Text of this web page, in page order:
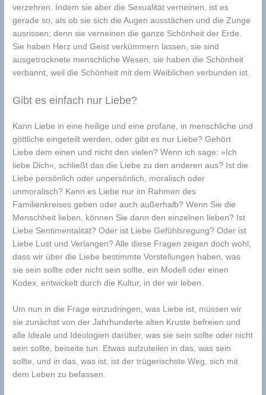
verzehren. Indem sie aber die Sexualität verneinen, ist es
gerade so, als ob sie sich die Augen ausstächen und die Zunge
ausrissen; denn sie verneinen die ganze Schönheit der Erde.
Sie haben Herz und Geist verkümmern lassen, sie sind
ausgetrocknete menschliche Wesen, sie haben die Schönheit
verbannt, weil die Schönheit mit dem Weiblichen verbunden ist.
Gibt es einfach nur Liebe?
Kann Liebe in eine heilige und eine profane, in menschliche und
göttliche eingeteilt werden, oder gibt es nur Liebe? Gehört
Liebe dem einen und nicht den vielen? Wenn ich sage: »Ich
liebe Dich«, schließt das die Liebe zu den anderen aus? Ist die
Liebe persönlich oder unpersönlich, moralisch oder
unmoralisch? Kann es Liebe nur im Rahmen des
Familienkreises geben oder auch außerhalb? Wenn Sie die
Menschheit lieben, können Sie dann den einzelnen lieben? Ist
Liebe Sentimentalität? Oder ist Liebe Gefühlsregung? Oder ist
Liebe Lust und Verlangen? Alle diese Fragen zeigen doch wohl,
dass wir über die Liebe bestimmte Vorstellungen haben, was
sie sein sollte oder nicht sein sollte, ein Modell oder einen
Kodex, entwickelt durch die Kultur, in der wir leben.
Um nun in die Frage einzudringen, was Liebe ist, müssen wir
sie zunächst von der Jahrhunderte alten Kruste befreien und
alle Ideale und Ideologien darüber, was sie sein sollte oder nicht
sein sollte, beiseite tun. Etwas aufzuteilen in das, was sein
sollte, und in das, was ist, ist der trügerischste Weg, sich mit
dem Leben zu befassen.